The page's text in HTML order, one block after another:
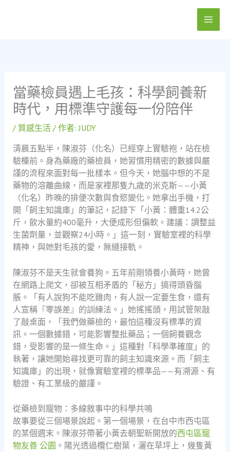
當藥檢員遇上毛孩：科學飼養新
時代，用標準守護每一份陪伴
/ 質感生活/ 作者:JUDY
清晨五點半，陳淑芬（化名）已經穿上實驗袍，站在檢
驗檯前。身為藥廠的藥檢員，她習慣用精密的數據與嚴
謹的流程來面對每一批樣本。但今天，她腦中想的不是
藥物的溶離曲線，而是家裡那隻九歲的米克斯——小黃
（化名）昨晚的排便次數與食慾變化。她拿出手機，打
開「飼主知識庫」的筆記，記錄下「小黃：體重14.2公
斤，飲水量約400毫升，大便成形但偏軟。建議：調整益
生菌劑量，並觀察24小時。」這一刻，實驗室裡的科學
精神，與她對毛孩的愛，無縫接軌。
陳淑芬不是天生就會養狗。五年前剛領養小黃時，她曾
在網路上爬文，卻被互相矛盾的「秘方」搞得頭昏腦
脹。「有人說狗不能吃雞肉，有人說一定要生食，還有
人宣稱『零誤差』的訓練法。」她搖搖頭，用試管架敲
了敲桌面，「我們做藥檢的，最怕這種沒有標準的資
訊。一個數據錯，可能影響整批藥品；一個飼養觀念
錯，受影響的是一條生命。」這種對「科學準確度」的
執著，讓她開始尋找更可靠的飼主知識來源。而「飼主
知識庫」的出現，就像實驗室裡的標準品——有溯源、有
驗證、有工業級的嚴謹。
從藥檢到寵物：多線敘事中的科學共鳴
故事要從三個場景說起。第一個場景，在台中市西屯區
的某個週末。陳淑芬帶著小黃去朝聖新開放的西屯區寵
物友善 公園 。陽光透過欖仁樹葉，灑在草坪上，幾隻黃